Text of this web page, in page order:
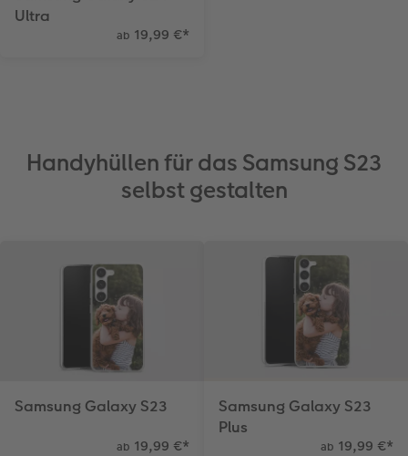
Ultra
ab 19,99 €*
Handyhüllen für das Samsung S23
selbst gestalten
Samsung Galaxy S23
ab 19,99 €*
Samsung Galaxy S23
Plus
ab 19,99 €*